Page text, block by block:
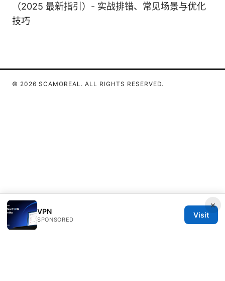
（2025 最新指引）- 实战排错、常见场景与优化
技巧
×
VPN
SPONSORED
Visit
© 2026 SCAMOREAL. ALL RIGHTS RESERVED.